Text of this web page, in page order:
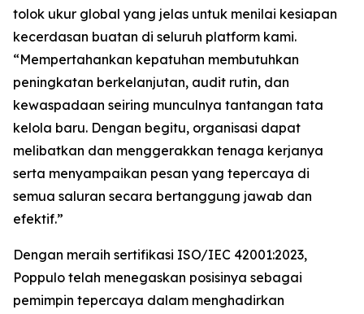
tolok ukur global yang jelas untuk menilai kesiapan
kecerdasan buatan di seluruh platform kami.
“Mempertahankan kepatuhan membutuhkan
peningkatan berkelanjutan, audit rutin, dan
kewaspadaan seiring munculnya tantangan tata
kelola baru. Dengan begitu, organisasi dapat
melibatkan dan menggerakkan tenaga kerjanya
serta menyampaikan pesan yang tepercaya di
semua saluran secara bertanggung jawab dan
efektif.”
Dengan meraih sertifikasi ISO/IEC 42001:2023,
Poppulo telah menegaskan posisinya sebagai
pemimpin tepercaya dalam menghadirkan